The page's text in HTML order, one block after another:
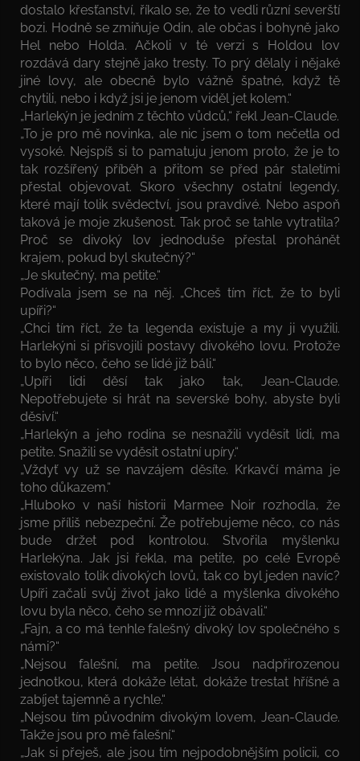
dostalo křesťanství, říkalo se, že to vedli různí severští
bozi. Hodně se zmiňuje Odin, ale občas i bohyně jako
Hel nebo Holda. Ačkoli v té verzi s Holdou lov
rozdává dary stejně jako tresty. To prý dělaly i nějaké
jiné lovy, ale obecně bylo vážně špatné, když tě
chytili, nebo i když jsi je jenom viděl jet kolem.“
„Harlekýn je jedním z těchto vůdců,“ řekl Jean-Claude.
„To je pro mě novinka, ale nic jsem o tom nečetla od
vysoké. Nejspíš si to pamatuju jenom proto, že je to
tak rozšířený příběh a přitom se před pár staletími
přestal objevovat. Skoro všechny ostatní legendy,
které mají tolik svědectví, jsou pravdivé. Nebo aspoň
taková je moje zkušenost. Tak proč se tahle vytratila?
Proč se divoký lov jednoduše přestal prohánět
krajem, pokud byl skutečný?“
„Je skutečný, ma petite.“
Podívala jsem se na něj. „Chceš tím říct, že to byli
upíři?“
„Chci tím říct, že ta legenda existuje a my ji využili.
Harlekýni si přisvojili postavy divokého lovu. Protože
to bylo něco, čeho se lidé již báli.“
„Upíři lidi děsí tak jako tak, Jean-Claude.
Nepotřebujete si hrát na severské bohy, abyste byli
děsiví.“
„Harlekýn a jeho rodina se nesnažili vyděsit lidi, ma
petite. Snažili se vyděsit ostatní upíry.“
„Vždyť vy už se navzájem děsíte. Krkavčí máma je
toho důkazem.“
„Hluboko v naší historii Marmee Noir rozhodla, že
jsme příliš nebezpeční. Že potřebujeme něco, co nás
bude držet pod kontrolou. Stvořila myšlenku
Harlekýna. Jak jsi řekla, ma petite, po celé Evropě
existovalo tolik divokých lovů, tak co byl jeden navíc?
Upíři začali svůj život jako lidé a myšlenka divokého
lovu byla něco, čeho se mnozí již obávali.“
„Fajn, a co má tenhle falešný divoký lov společného s
námi?“
„Nejsou falešní, ma petite. Jsou nadpřirozenou
jednotkou, která dokáže létat, dokáže trestat hříšné a
zabíjet tajemně a rychle.“
„Nejsou tím původním divokým lovem, Jean-Claude.
Takže jsou pro mě falešní.“
„Jak si přeješ, ale jsou tím nejpodobnějším policii, co